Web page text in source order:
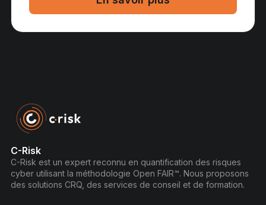
C-Risk
C-Risk est un expert reconnu en quantification des risques
cyber utilisant la méthodologie Open FAIR™. Nous proposons
des solutions CRQ, des services de conseil et de formation.